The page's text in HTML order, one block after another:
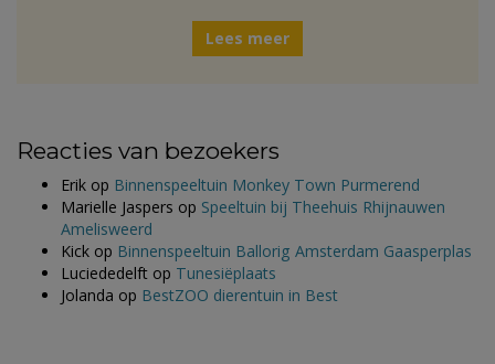
Lees meer
Reacties van bezoekers
Erik op Binnenspeeltuin Monkey Town Purmerend
Marielle Jaspers op Speeltuin bij Theehuis Rhijnauwen
Amelisweerd
Kick op Binnenspeeltuin Ballorig Amsterdam Gaasperplas
Luciededelft op Tunesiëplaats
Jolanda op BestZOO dierentuin in Best